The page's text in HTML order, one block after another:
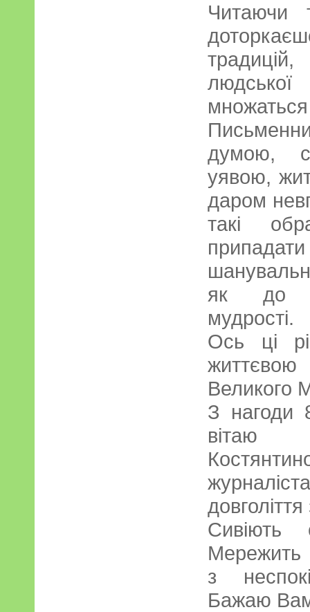
Читаючи
думою,
уявою,
даром
такі
як до
мудрості.
Ось ці
Великого
З нагоди
вітаю
Сивіють
Мережить
з
Бажаю Вам